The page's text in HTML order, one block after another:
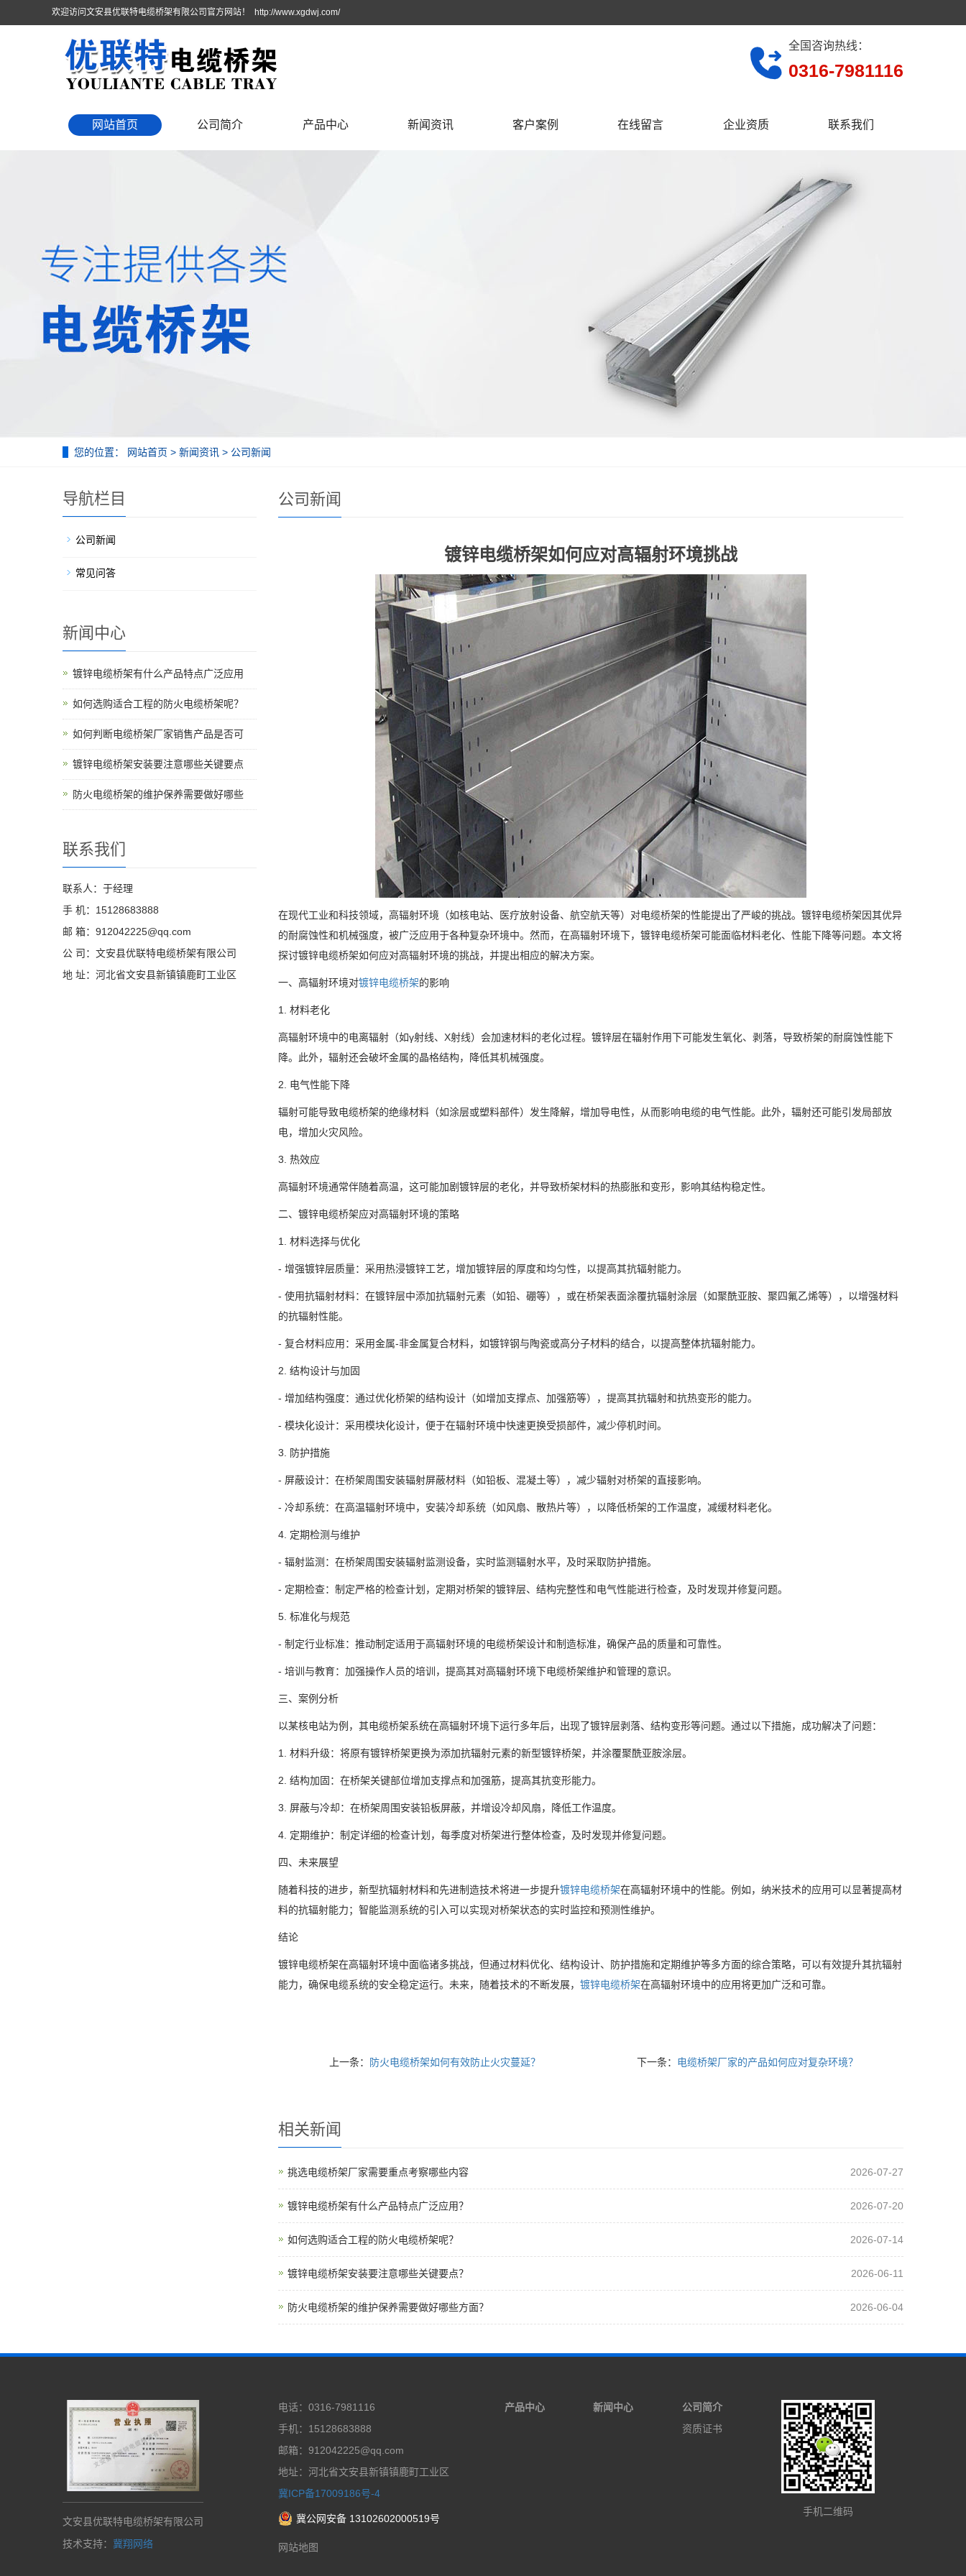
欢迎访问文安县优联特电缆桥架有限公司官方网站！ http://www.xgdwj.com/
全国咨询热线：
0316-7981116
网站首页 公司简介 产品中心 新闻资讯 客户案例 在线留言 企业资质 联系我们
您的位置： 网站首页 > 新闻资讯 > 公司新闻
公司新闻
镀锌电缆桥架如何应对高辐射环境挑战
在现代工业和科技领域，高辐射环境（如核电站、医疗放射设备、航空航天等）对电缆桥架的性能提出了严峻的挑战。镀锌电缆桥架因其优异
的耐腐蚀性和机械强度，被广泛应用于各种复杂环境中。然而，在高辐射环境下，镀锌电缆桥架可能面临材料老化、性能下降等问题。本文将
探讨镀锌电缆桥架如何应对高辐射环境的挑战，并提出相应的解决方案。
一、高辐射环境对镀锌电缆桥架的影响
1. 材料老化
高辐射环境中的电离辐射（如γ射线、X射线）会加速材料的老化过程。镀锌层在辐射作用下可能发生氧化、剥落，导致桥架的耐腐蚀性能下
降。此外，辐射还会破坏金属的晶格结构，降低其机械强度。
2. 电气性能下降
辐射可能导致电缆桥架的绝缘材料（如涂层或塑料部件）发生降解，增加导电性，从而影响电缆的电气性能。此外，辐射还可能引发局部放
电，增加火灾风险。
3. 热效应
高辐射环境通常伴随着高温，这可能加剧镀锌层的老化，并导致桥架材料的热膨胀和变形，影响其结构稳定性。
二、镀锌电缆桥架应对高辐射环境的策略
1. 材料选择与优化
- 增强镀锌层质量：采用热浸镀锌工艺，增加镀锌层的厚度和均匀性，以提高其抗辐射能力。
- 使用抗辐射材料：在镀锌层中添加抗辐射元素（如铅、硼等），或在桥架表面涂覆抗辐射涂层（如聚酰亚胺、聚四氟乙烯等），以增强材料
的抗辐射性能。
- 复合材料应用：采用金属-非金属复合材料，如镀锌钢与陶瓷或高分子材料的结合，以提高整体抗辐射能力。
2. 结构设计与加固
- 增加结构强度：通过优化桥架的结构设计（如增加支撑点、加强筋等），提高其抗辐射和抗热变形的能力。
- 模块化设计：采用模块化设计，便于在辐射环境中快速更换受损部件，减少停机时间。
3. 防护措施
- 屏蔽设计：在桥架周围安装辐射屏蔽材料（如铅板、混凝土等），减少辐射对桥架的直接影响。
- 冷却系统：在高温辐射环境中，安装冷却系统（如风扇、散热片等），以降低桥架的工作温度，减缓材料老化。
4. 定期检测与维护
- 辐射监测：在桥架周围安装辐射监测设备，实时监测辐射水平，及时采取防护措施。
- 定期检查：制定严格的检查计划，定期对桥架的镀锌层、结构完整性和电气性能进行检查，及时发现并修复问题。
5. 标准化与规范
- 制定行业标准：推动制定适用于高辐射环境的电缆桥架设计和制造标准，确保产品的质量和可靠性。
- 培训与教育：加强操作人员的培训，提高其对高辐射环境下电缆桥架维护和管理的意识。
三、案例分析
以某核电站为例，其电缆桥架系统在高辐射环境下运行多年后，出现了镀锌层剥落、结构变形等问题。通过以下措施，成功解决了问题：
1. 材料升级：将原有镀锌桥架更换为添加抗辐射元素的新型镀锌桥架，并涂覆聚酰亚胺涂层。
2. 结构加固：在桥架关键部位增加支撑点和加强筋，提高其抗变形能力。
3. 屏蔽与冷却：在桥架周围安装铅板屏蔽，并增设冷却风扇，降低工作温度。
4. 定期维护：制定详细的检查计划，每季度对桥架进行整体检查，及时发现并修复问题。
四、未来展望
随着科技的进步，新型抗辐射材料和先进制造技术将进一步提升镀锌电缆桥架在高辐射环境中的性能。例如，纳米技术的应用可以显著提高材
料的抗辐射能力；智能监测系统的引入可以实现对桥架状态的实时监控和预测性维护。
结论
镀锌电缆桥架在高辐射环境中面临诸多挑战，但通过材料优化、结构设计、防护措施和定期维护等多方面的综合策略，可以有效提升其抗辐射
能力，确保电缆系统的安全稳定运行。未来，随着技术的不断发展， 镀锌电缆桥架在高辐射环境中的应用将更加广泛和可靠。
上一条： 防火电缆桥架如何有效防止火灾蔓延？ 下一条： 电缆桥架厂家的产品如何应对复杂环境？
相关新闻
挑选电缆桥架厂家需要重点考察哪些内容 2026-07-27
镀锌电缆桥架有什么产品特点广泛应用？ 2026-07-20
如何选购适合工程的防火电缆桥架呢？ 2026-07-14
镀锌电缆桥架安装要注意哪些关键要点？ 2026-06-11
防火电缆桥架的维护保养需要做好哪些方面？ 2026-06-04
导航栏目
公司新闻
常见问答
新闻中心
镀锌电缆桥架有什么产品特点广泛应用
如何选购适合工程的防火电缆桥架呢？
如何判断电缆桥架厂家销售产品是否可
镀锌电缆桥架安装要注意哪些关键要点
防火电缆桥架的维护保养需要做好哪些
联系我们
联系人：于经理
手 机：15128683888
邮 箱：912042225@qq.com
公 司：文安县优联特电缆桥架有限公司
地 址：河北省文安县新镇镇鹿町工业区
文安县优联特电缆桥架有限公司
技术支持： 冀翔网络
电话：0316-7981116
手机：15128683888
邮箱：912042225@qq.com
地址：河北省文安县新镇镇鹿町工业区
冀ICP备17009186号-4
冀公网安备 13102602000519号
网站地图
产品中心 新闻中心
公司简介
资质证书
手机二维码